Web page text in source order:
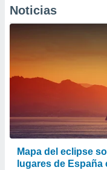
momento
de
Noticias
Mapa del eclipse
lugares de